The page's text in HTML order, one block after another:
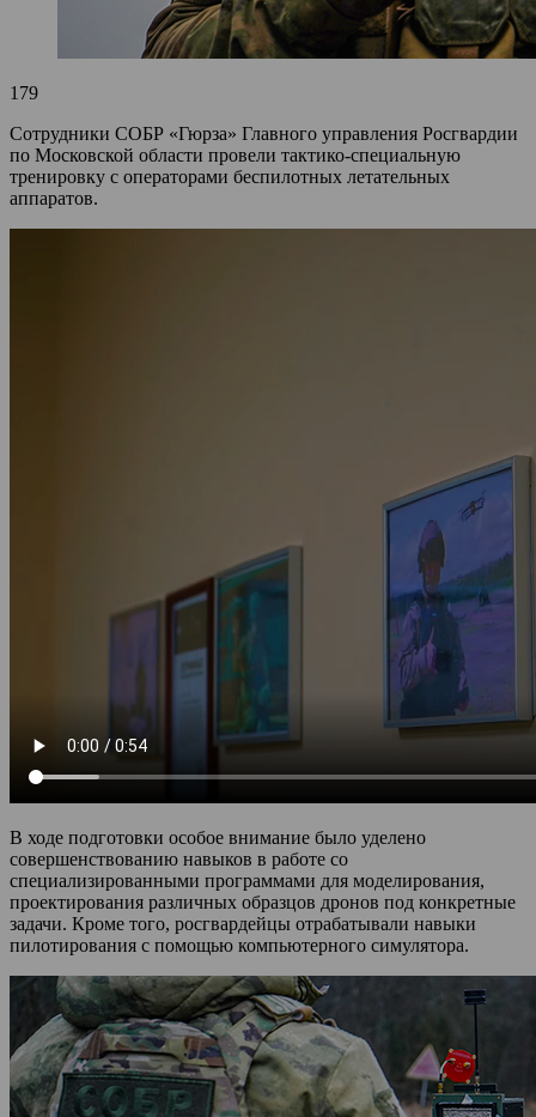
179
Сотрудники СОБР «Гюрза» Главного управления Росгвардии
по Московской области провели тактико-специальную
тренировку с операторами беспилотных летательных
аппаратов.
В ходе подготовки особое внимание было уделено
совершенствованию навыков в работе со
специализированными программами для моделирования,
проектирования различных образцов дронов под конкретные
задачи. Кроме того, росгвардейцы отрабатывали навыки
пилотирования с помощью компьютерного симулятора.